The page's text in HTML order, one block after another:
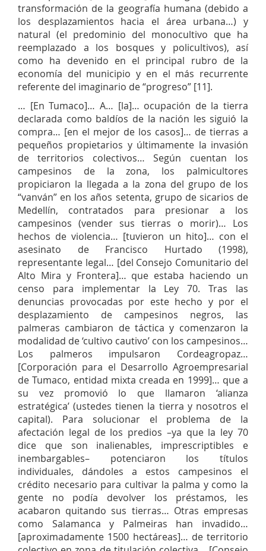
transformación de la geografía humana (debido a
los desplazamientos hacia el área urbana…) y
natural (el predominio del monocultivo que ha
reemplazado a los bosques y policultivos), así
como ha devenido en el principal rubro de la
economía del municipio y en el más recurrente
referente del imaginario de “progreso” [11].
… [En Tumaco]… A… [la]… ocupación de la tierra
declarada como baldíos de la nación les siguió la
compra… [en el mejor de los casos]… de tierras a
pequeños propietarios y últimamente la invasión
de territorios colectivos… Según cuentan los
campesinos de la zona, los palmicultores
propiciaron la llegada a la zona del grupo de los
“vanván” en los años setenta, grupo de sicarios de
Medellín, contratados para presionar a los
campesinos (vender sus tierras o morir)… Los
hechos de violencia… [tuvieron un hito]… con el
asesinato de Francisco Hurtado (1998),
representante legal… [del Consejo Comunitario del
Alto Mira y Frontera]… que estaba haciendo un
censo para implementar la Ley 70. Tras las
denuncias provocadas por este hecho y por el
desplazamiento de campesinos negros, las
palmeras cambiaron de táctica y comenzaron la
modalidad de ‘cultivo cautivo’ con los campesinos…
Los palmeros impulsaron Cordeagropaz…
[Corporación para el Desarrollo Agroempresarial
de Tumaco, entidad mixta creada en 1999]… que a
su vez promovió lo que llamaron ‘alianza
estratégica’ (ustedes tienen la tierra y nosotros el
capital). Para solucionar el problema de la
afectación legal de los predios –ya que la ley 70
dice que son inalienables, imprescriptibles e
inembargables– potenciaron los títulos
individuales, dándoles a estos campesinos el
crédito necesario para cultivar la palma y como la
gente no podía devolver los préstamos, les
acabaron quitando sus tierras… Otras empresas
como Salamanca y Palmeiras han invadido…
[aproximadamente 1500 hectáreas]… de territorio